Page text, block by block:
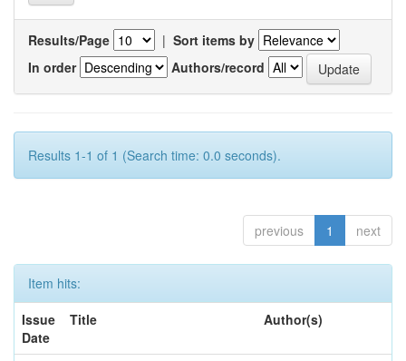
Results/Page | Sort items by
In order
Authors/record
Results 1-1 of 1 (Search time: 0.0 seconds).
previous 1 next
Item hits:
Issue
Date
Title Author(s)